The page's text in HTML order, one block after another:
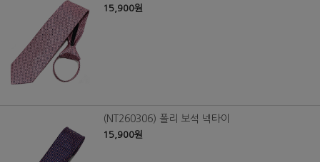
15,900원
(NT260306) 폴리 보석 넥타이
15,900원